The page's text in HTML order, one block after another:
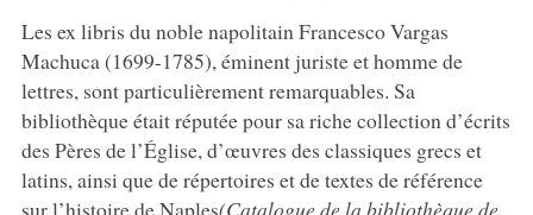
Les ex libris du noble napolitain Francesco Vargas
Machuca (1699-1785), éminent juriste et homme de
lettres, sont particulièrement remarquables. Sa
bibliothèque était réputée pour sa riche collection d’écrits
des Pères de l’Église, d’œuvres des classiques grecs et
latins, ainsi que de répertoires et de textes de référence